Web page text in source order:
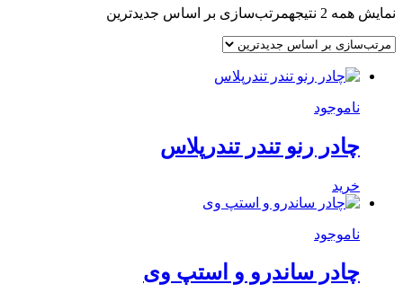
نمایش همه 2 نتیجه مرتب‌سازی بر اساس جدیدترین
ناموجود
چادر رنو تندر تندرپلاس
خرید
ناموجود
چادر ساندرو و استپ وی